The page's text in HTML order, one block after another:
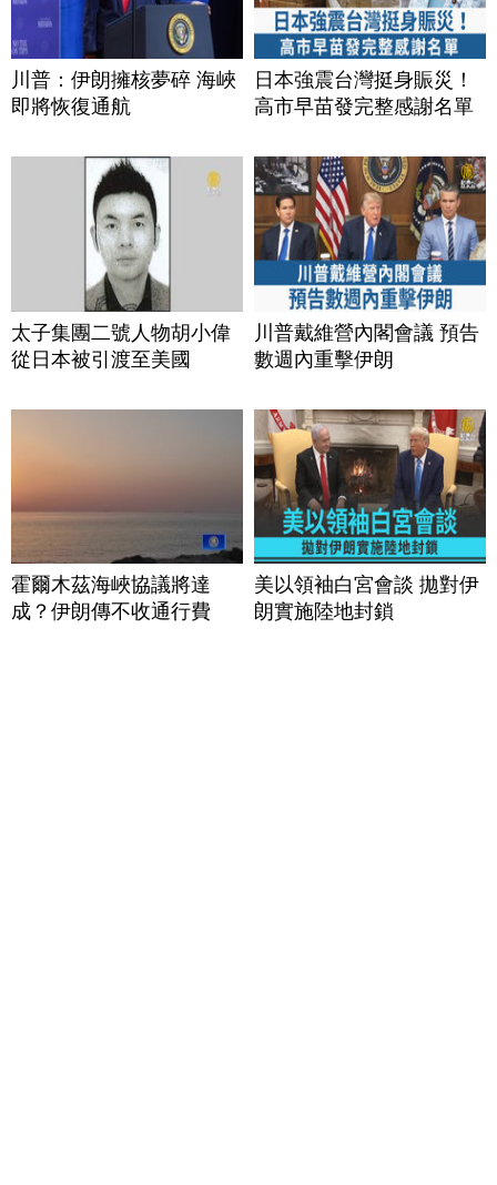
川普：伊朗擁核夢碎 海峽
即將恢復通航
日本強震台灣挺身賑災！
高市早苗發完整感謝名單
太子集團二號人物胡小偉
從日本被引渡至美國
川普戴維營內閣會議 預告
數週內重擊伊朗
霍爾木茲海峽協議將達
成？伊朗傳不收通行費
美以領袖白宮會談 拋對伊
朗實施陸地封鎖